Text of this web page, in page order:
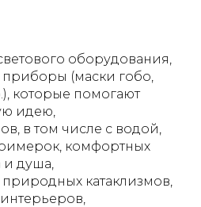
оборудования,
приборы (маски гобо,
которые помогают
идею,
в том числе с водой,
комфортных
и душа,
природных катаклизмов,